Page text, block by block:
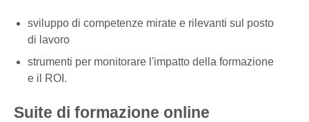
sviluppo di competenze mirate e rilevanti sul posto
di lavoro
strumenti per monitorare l'impatto della formazione
e il ROI.
Suite di formazione online